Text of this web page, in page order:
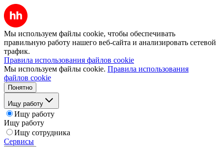
Мы используем файлы cookie, чтобы обеспечивать
правильную работу нашего веб-сайта и анализировать сетевой
трафик.
Правила использования файлов cookie
Мы используем файлы cookie. Правила использования
файлов cookie
Понятно
Ищу работу
Ищу работу
Ищу работу
Ищу сотрудника
Сервисы